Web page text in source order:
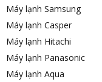
Máy lạnh Samsung
Máy lạnh Casper
Máy lạnh Hitachi
Máy lạnh Panasonic
Máy lạnh Aqua